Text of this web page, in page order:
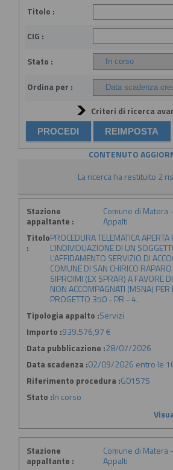
Titolo :
CIG :
Stato :
Ordina per :
Criteri di ricerca
CONTENUTO
La ricerca ha restituito 2
Stazione
appaltante :
Comune di Matera
Appalti
Titolo
:
PROCEDURA TELEMATICA APERTA
L'INDIVIDUAZIONE DI UN
L'AFFIDAMENTO SERVIZIO DI
COMUNE DI SAN CHIRICO
SIPROIMI (EX SPRAR) A FAVORE
NON ACCOMPAGNATI (MSNA)
PROGETTO 350 - PR - 4.
Tipologia appalto :Servizi
Importo :939.576,97 €
Data pubblicazione :28/07/2026
Data scadenza :02/09/2026 entro le
Riferimento procedura :G01575
Stato :In corso
Stazione
appaltante :
Comune di Matera
Appalti